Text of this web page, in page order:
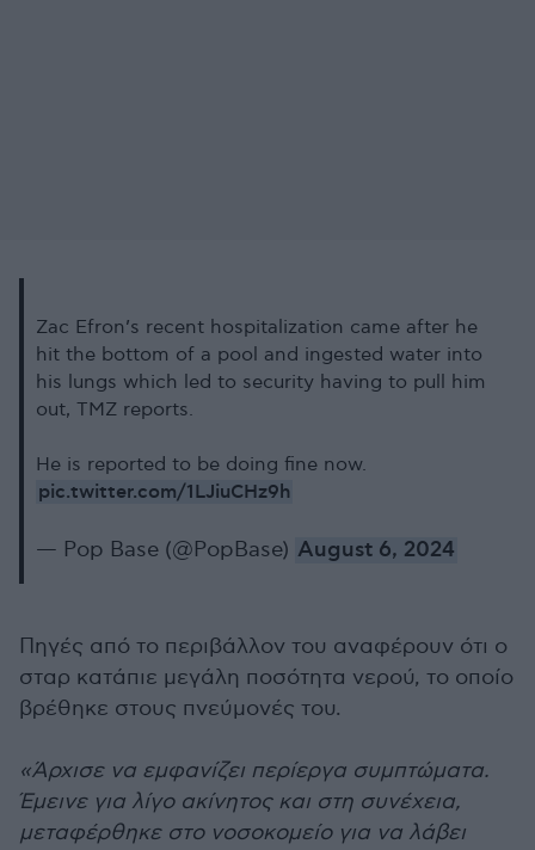
Zac Efron’s recent hospitalization came after he
hit the bottom of a pool and ingested water into
his lungs which led to security having to pull him
out, TMZ reports.
He is reported to be doing fine now.
pic.twitter.com/1LJiuCHz9h
— Pop Base (@PopBase) August 6, 2024
Πηγές από το περιβάλλον του αναφέρουν ότι ο
σταρ κατάπιε μεγάλη ποσότητα νερού, το οποίο
βρέθηκε στους πνεύμονές του.
«Άρχισε να εμφανίζει περίεργα συμπτώματα.
Έμεινε για λίγο ακίνητος και στη συνέχεια,
μεταφέρθηκε στο νοσοκομείο για να λάβει